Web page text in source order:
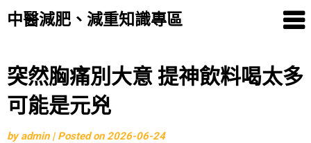
中醫減肥、減重知識專區
Skip
to
content
突然胸痛別大意 提神飲料喝太多
可能是元兇
byadmin | Posted on2026-06-24